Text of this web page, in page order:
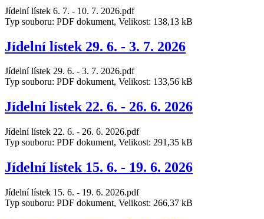
Jídelní lístek 6. 7. - 10. 7. 2026.pdf
Typ souboru: PDF dokument, Velikost: 138,13 kB
Jídelní lístek 29. 6. - 3. 7. 2026
Jídelní lístek 29. 6. - 3. 7. 2026.pdf
Typ souboru: PDF dokument, Velikost: 133,56 kB
Jídelní lístek 22. 6. - 26. 6. 2026
Jídelní lístek 22. 6. - 26. 6. 2026.pdf
Typ souboru: PDF dokument, Velikost: 291,35 kB
Jídelní lístek 15. 6. - 19. 6. 2026
Jídelní lístek 15. 6. - 19. 6. 2026.pdf
Typ souboru: PDF dokument, Velikost: 266,37 kB